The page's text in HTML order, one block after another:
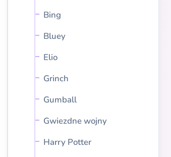
Bing
Bluey
Elio
Grinch
Gumball
Gwiezdne wojny
Harry Potter